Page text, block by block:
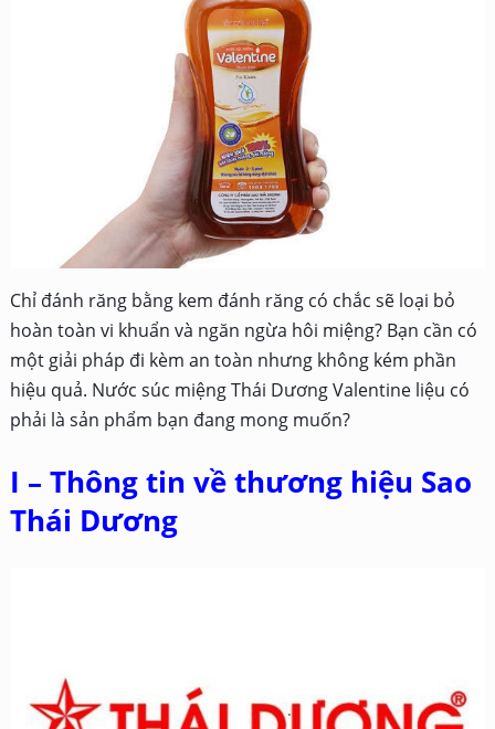
Chỉ đánh răng bằng kem đánh răng có chắc sẽ loại bỏ
hoàn toàn vi khuẩn và ngăn ngừa hôi miệng? Bạn cần có
một giải pháp đi kèm an toàn nhưng không kém phần
hiệu quả. Nước súc miệng Thái Dương Valentine liệu có
phải là sản phẩm bạn đang mong muốn?
I – Thông tin về thương hiệu Sao
Thái Dương